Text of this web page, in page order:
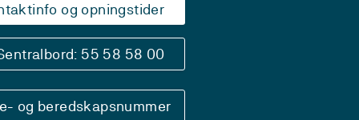
og opningstider
55 58 58 00
og beredskapsnummer